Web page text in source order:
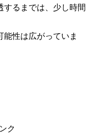
するまでは、少し時間
能性は広がっていま
ク